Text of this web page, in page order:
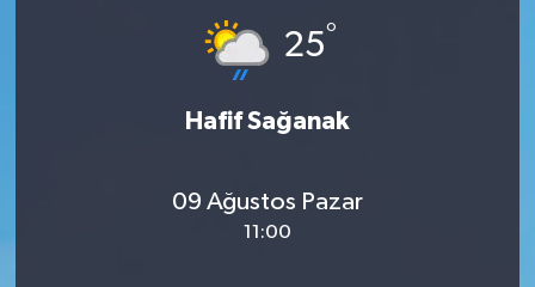
25°
Hafif Sağanak
09 Ağustos Pazar
11:00